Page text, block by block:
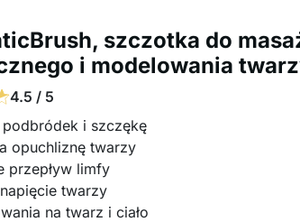
szczotka do
i modelowania
4.5 / 5
podbródek i szczękę
opuchliznę twarzy
przepływ limfy
twarzy
na twarz i ciało